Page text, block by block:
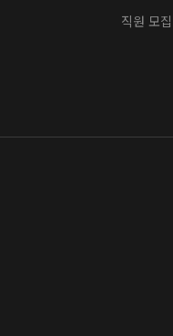
직원 모집